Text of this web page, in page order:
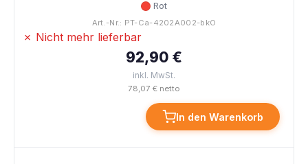
Rot
Art.-Nr.: PT-Ca-4202A002-bkO
✗ Nicht mehr lieferbar
92,90 €
inkl. MwSt.
78,07 € netto
In den Warenkorb